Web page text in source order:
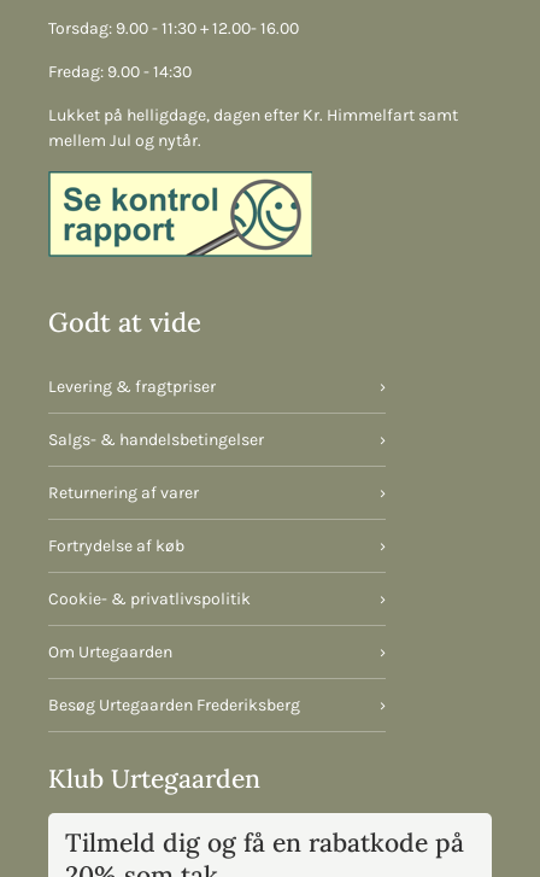
Torsdag: 9.00 - 11:30 + 12.00- 16.00
Fredag: 9.00 - 14:30
Lukket på helligdage, dagen efter Kr. Himmelfart samt
mellem Jul og nytår.
Godt at vide
Levering & fragtpriser ›
Salgs- & handelsbetingelser ›
Returnering af varer ›
Fortrydelse af køb ›
Cookie- & privatlivspolitik ›
Om Urtegaarden ›
Besøg Urtegaarden Frederiksberg ›
Klub Urtegaarden
Tilmeld dig og få en rabatkode på